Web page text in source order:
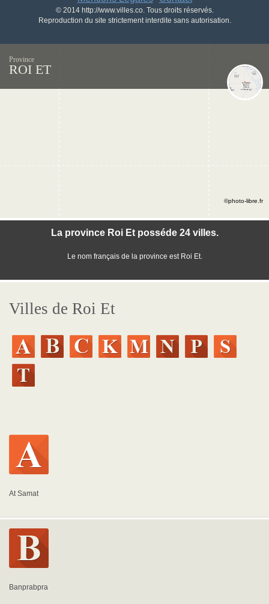
© 2014 http://www.villes.co. Tous droits réservés.
Reproduction du site strictement interdite sans autorisation.
Province
ROI ET
La province Roi Et posséde 24 villes.
Le nom français de la province est Roi Et.
©photo-libre.fr
Villes de Roi Et
At Samat
Banprabpra